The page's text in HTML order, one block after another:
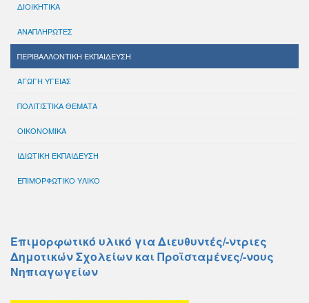
ΔΙΟΙΚΗΤΙΚΑ
ΑΝΑΠΛΗΡΩΤΕΣ
ΠΕΡΙΒΑΛΛΟΝΤΙΚΗ ΕΚΠΑΙΔΕΥΣΗ
ΑΓΩΓΗ ΥΓΕΙΑΣ
ΠΟΛΙΤΙΣΤΙΚΑ ΘΕΜΑΤΑ
ΟΙΚΟΝΟΜΙΚΑ
ΙΔΙΩΤΙΚΗ ΕΚΠΑΙΔΕΥΣΗ
ΕΠΙΜΟΡΦΩΤΙΚΟ ΥΛΙΚΟ
Επιμορφωτικό υλικό για Διευθυντές/-ντριες
Δημοτικών Σχολείων και Προϊσταμένες/-νους
Νηπιαγωγείων